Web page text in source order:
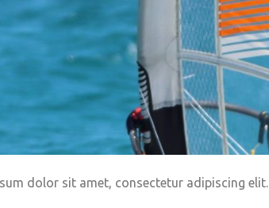
dolor sit amet, consectetur adipiscing elit.